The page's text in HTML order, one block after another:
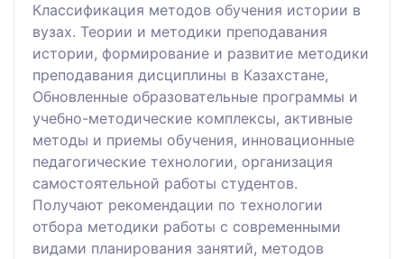
Классификация методов обучения истории в
вузах. Теории и методики преподавания
истории, формирование и развитие методики
преподавания дисциплины в Казахстане,
Обновленные образовательные программы и
учебно-методические комплексы, активные
методы и приемы обучения, инновационные
педагогические технологии, организация
самостоятельной работы студентов.
Получают рекомендации по технологии
отбора методики работы с современными
видами планирования занятий, методов